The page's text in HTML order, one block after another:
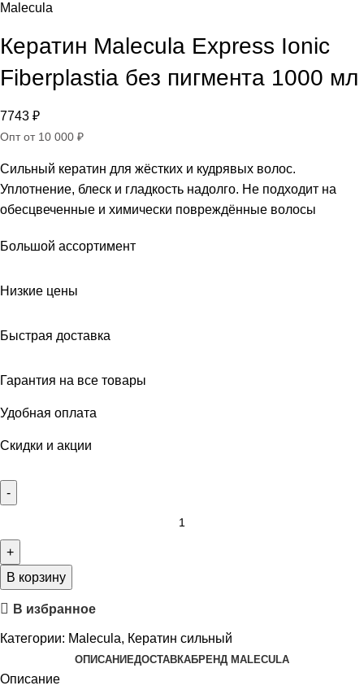
Malecula
Кератин Malecula Express Ionic
Fiberplastia без пигмента 1000 мл
7743 ₽
Опт от 10 000 ₽
Сильный кератин для жёстких и кудрявых волос.
Уплотнение, блеск и гладкость надолго. Не подходит на
обесцвеченные и химически повреждённые волосы
Большой ассортимент
Низкие цены
Быстрая доставка
Гарантия на все товары
Удобная оплата
Скидки и акции
В корзину
В избранное
Категории: Malecula, Кератин сильный
ОПИСАНИЕДОСТАВКАБРЕНД MALECULA
Описание